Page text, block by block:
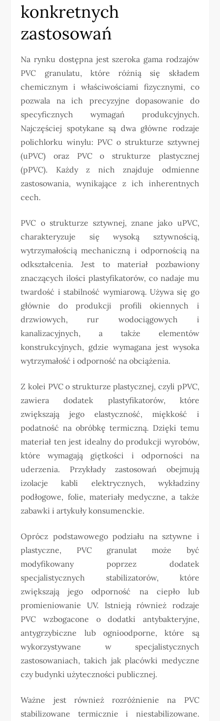
konkretnych
zastosowań
Na rynku dostępna jest szeroka gama rodzajów
PVC granulatu, które różnią się składem
chemicznym i właściwościami fizycznymi, co
pozwala na ich precyzyjne dopasowanie do
specyficznych wymagań produkcyjnych.
Najczęściej spotykane są dwa główne rodzaje
polichlorku winylu: PVC o strukturze sztywnej
(uPVC) oraz PVC o strukturze plastycznej
(pPVC). Każdy z nich znajduje odmienne
zastosowania, wynikające z ich inherentnych
cech.
PVC o strukturze sztywnej, znane jako uPVC,
charakteryzuje się wysoką sztywnością,
wytrzymałością mechaniczną i odpornością na
odkształcenia. Jest to materiał pozbawiony
znaczących ilości plastyfikatorów, co nadaje mu
twardość i stabilność wymiarową. Używa się go
głównie do produkcji profili okiennych i
drzwiowych, rur wodociągowych i
kanalizacyjnych, a także elementów
konstrukcyjnych, gdzie wymagana jest wysoka
wytrzymałość i odporność na obciążenia.
Z kolei PVC o strukturze plastycznej, czyli pPVC,
zawiera dodatek plastyfikatorów, które
zwiększają jego elastyczność, miękkość i
podatność na obróbkę termiczną. Dzięki temu
materiał ten jest idealny do produkcji wyrobów,
które wymagają giętkości i odporności na
uderzenia. Przykłady zastosowań obejmują
izolacje kabli elektrycznych, wykładziny
podłogowe, folie, materiały medyczne, a także
zabawki i artykuły konsumenckie.
Oprócz podstawowego podziału na sztywne i
plastyczne, PVC granulat może być
modyfikowany poprzez dodatek
specjalistycznych stabilizatorów, które
zwiększają jego odporność na ciepło lub
promieniowanie UV. Istnieją również rodzaje
PVC wzbogacone o dodatki antybakteryjne,
antygrzybiczne lub ognioodporne, które są
wykorzystywane w specjalistycznych
zastosowaniach, takich jak placówki medyczne
czy budynki użyteczności publicznej.
Ważne jest również rozróżnienie na PVC
stabilizowane termicznie i niestabilizowane.